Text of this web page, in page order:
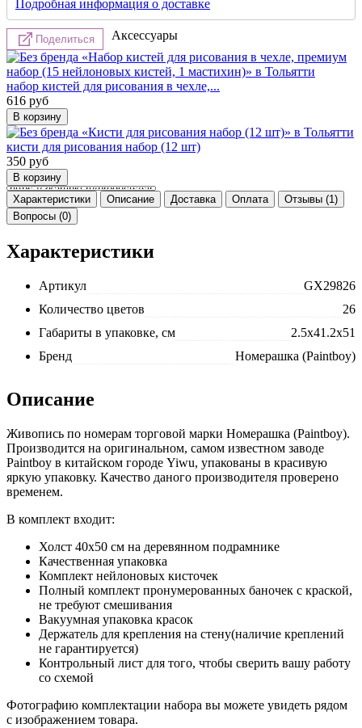
Подробная информация о доставке
Поделиться Аксессуары
набор кистей для рисования в чехле,...
616 руб
кисти для рисования набор (12 шт)
350 руб
Характеристики Описание Доставка Оплата
Отзывы (1)
Вопросы (0)
Характеристики
Артикул
GX29826
Количество цветов
26
Габариты в упаковке, см
2.5x41.2x51
Бренд
Номерашка (Paintboy)
Описание
Живопись по номерам торговой марки Номерашка (Paintboy).
Производится на оригинальном, самом известном заводе
Paintboy в китайском городе Yiwu, упакованы в красивую
яркую упаковку. Качество даного производителя проверено
временем.
В комплект входит:
Холст 40x50 см на деревянном подрамнике
Качественная упаковка
Комплект нейлоновых кисточек
Полный комплект пронумерованных баночек с краской,
не требуют смешивания
Вакуумная упаковка красок
Держатель для крепления на стену(наличие креплений
не гарантируется)
Контрольный лист для того, чтобы сверить вашу работу
со схемой
Фотографию комплектации набора вы можете увидеть рядом
с изображением товара.